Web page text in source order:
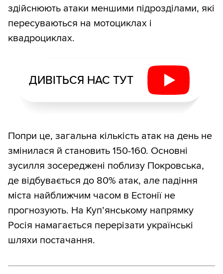
здійснюють атаки меншими підрозділами, які
пересуваються на мотоциклах і
квадроциклах.
ДИВІТЬСЯ НАС ТУТ
Попри це, загальна кількість атак на день не
змінилася й становить 150-160. Основні
зусилля зосереджені поблизу Покровська,
де відбувається до 80% атак, але падіння
міста найближчим часом в Естонії не
прогнозують. На Куп’янському напрямку
Росія намагається перерізати українські
шляхи постачання.